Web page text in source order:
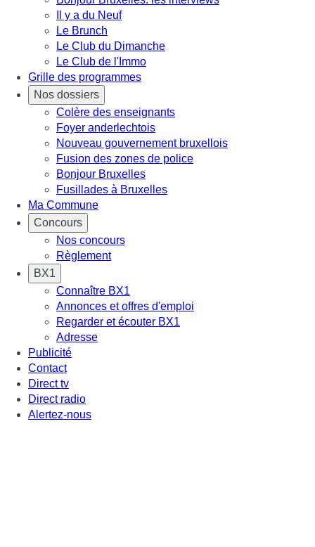
Il y a du Neuf
Le Brunch
Le Club du Dimanche
Le Club de l'Immo
Grille des programmes
Nos dossiers
Colère des enseignants
Foyer anderlechtois
Nouveau gouvernement bruxellois
Fusion des zones de police
Bonjour Bruxelles
Fusillades à Bruxelles
Ma Commune
Concours
Nos concours
Règlement
BX1
Connaître BX1
Annonces et offres d'emploi
Regarder et écouter BX1
Adresse
Publicité
Contact
Direct tv
Direct radio
Alertez-nous